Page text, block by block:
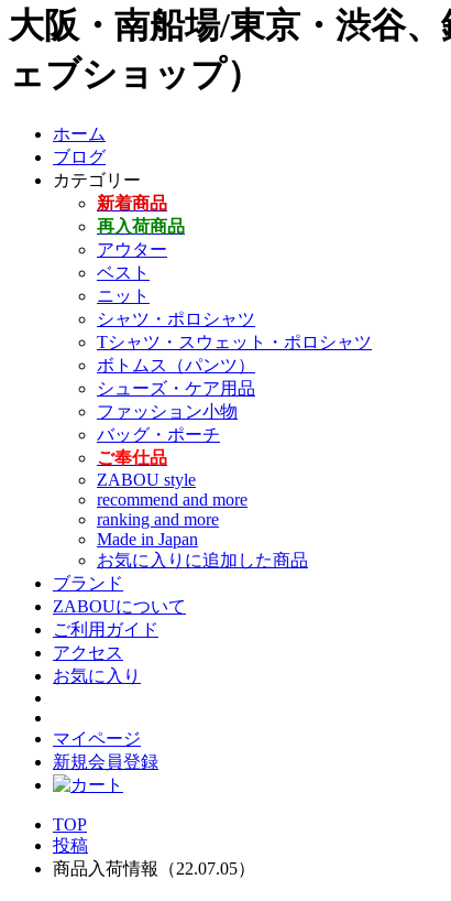
大阪・南船場/東京・渋谷
ェブショップ）
ホーム
ブログ
カテゴリー
新着商品
再入荷商品
アウター
ベスト
ニット
シャツ・ポロシャツ
Tシャツ・スウェット・ポロシャツ
ボトムス（パンツ）
シューズ・ケア用品
ファッション小物
バッグ・ポーチ
ご奉仕品
ZABOU style
recommend and more
ranking and more
Made in Japan
お気に入りに追加した商品
ブランド
ZABOUについて
ご利用ガイド
アクセス
お気に入り
マイページ
新規会員登録
TOP
投稿
商品入荷情報（22.07.05）